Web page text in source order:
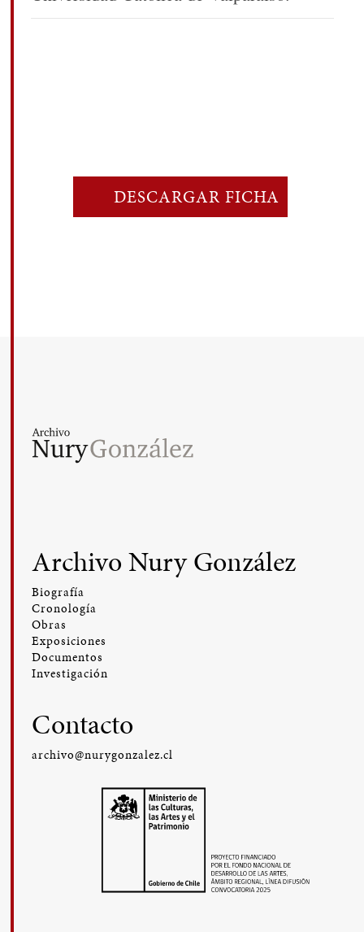
DESCARGAR FICHA
Archivo Nury González
Biografía
Cronología
Obras
Exposiciones
Documentos
Investigación
Contacto
archivo@nurygonzalez.cl